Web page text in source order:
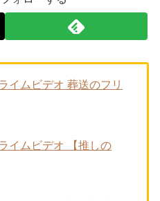
イムビデオ 葬送のフリ
イムビデオ 【推しの